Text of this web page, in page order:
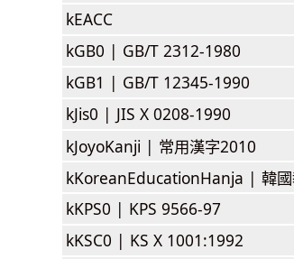
kEACC
kGB0 | GB/T 2312-1980
kGB1 | GB/T 12345-1990
kJis0 | JIS X 0208-1990
kJoyoKanji | 常用漢字2010
kKoreanEducationHanja | 韓
kKPS0 | KPS 9566-97
kKSC0 | KS X 1001:1992